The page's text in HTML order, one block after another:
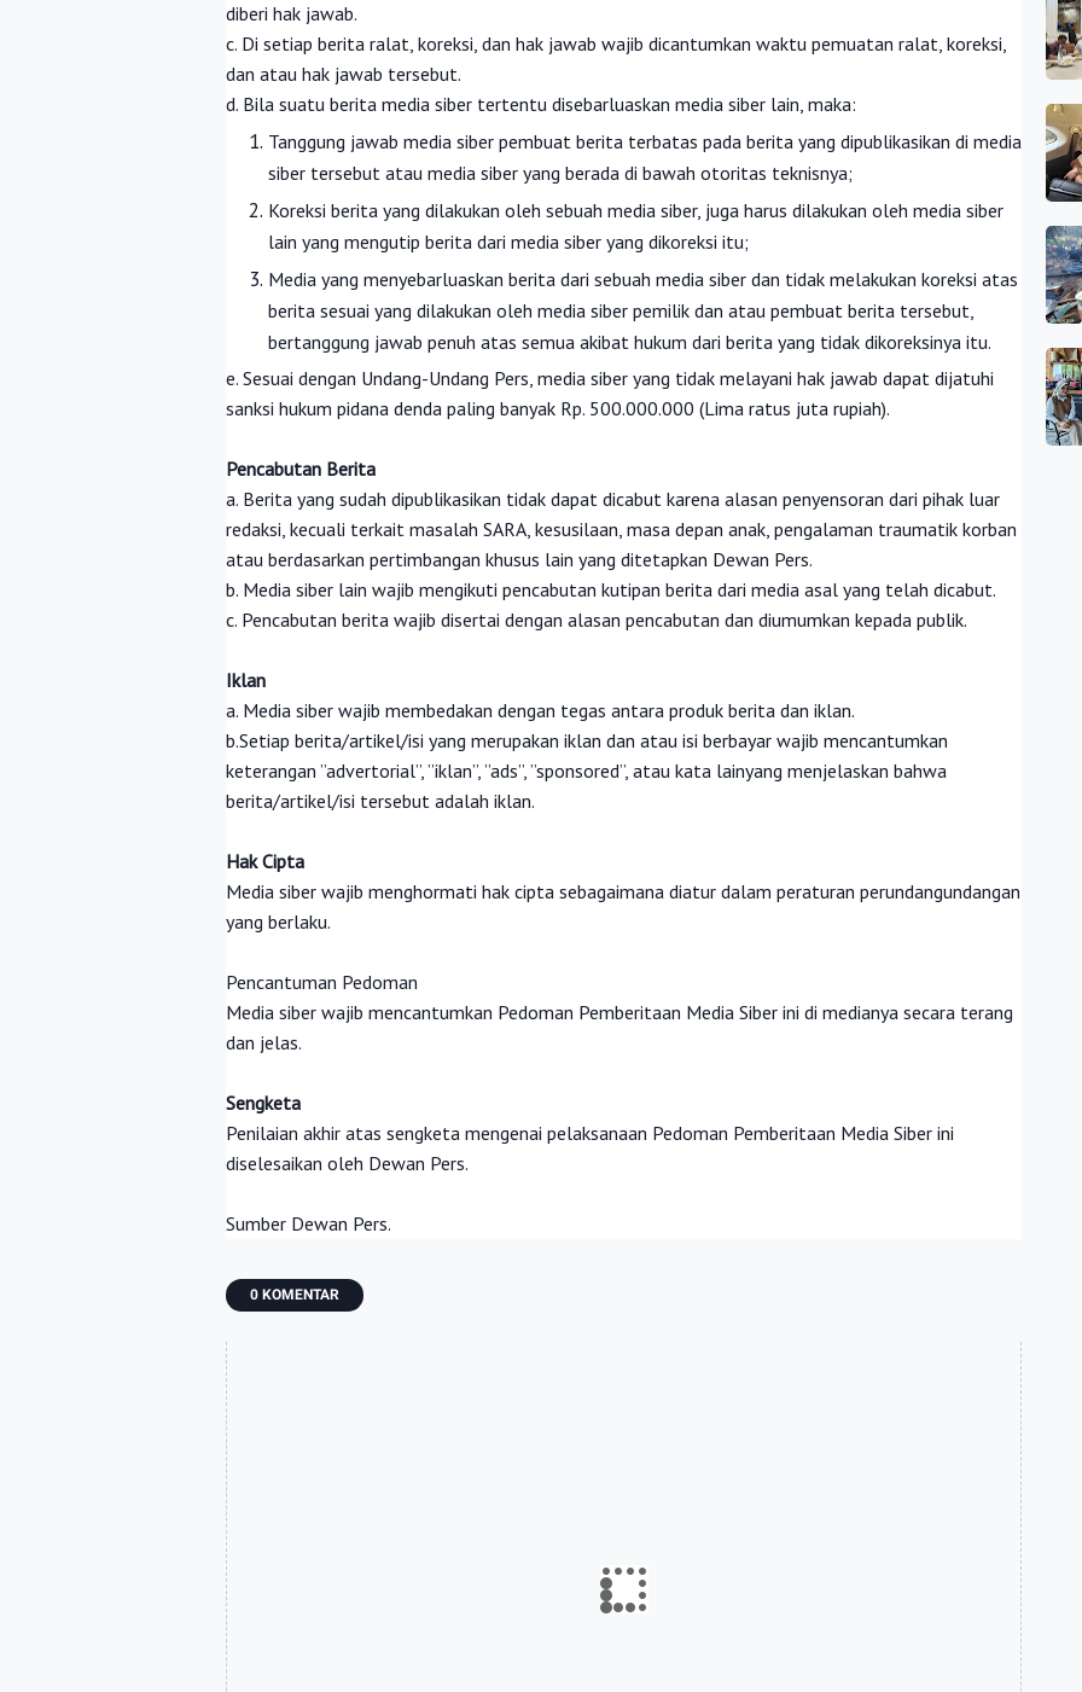
diberi hak jawab.
c. Di setiap berita ralat, koreksi, dan hak jawab wajib dicantumkan waktu pemuatan ralat, koreksi,
dan atau hak jawab tersebut.
d. Bila suatu berita media siber tertentu disebarluaskan media siber lain, maka:
Tanggung jawab media siber pembuat berita terbatas pada berita yang dipublikasikan di media
siber tersebut atau media siber yang berada di bawah otoritas teknisnya;
Koreksi berita yang dilakukan oleh sebuah media siber, juga harus dilakukan oleh media siber
lain yang mengutip berita dari media siber yang dikoreksi itu;
Media yang menyebarluaskan berita dari sebuah media siber dan tidak melakukan koreksi atas
berita sesuai yang dilakukan oleh media siber pemilik dan atau pembuat berita tersebut,
bertanggung jawab penuh atas semua akibat hukum dari berita yang tidak dikoreksinya itu.
e. Sesuai dengan Undang-Undang Pers, media siber yang tidak melayani hak jawab dapat dijatuhi
sanksi hukum pidana denda paling banyak Rp. 500.000.000 (Lima ratus juta rupiah).
Pencabutan Berita
a. Berita yang sudah dipublikasikan tidak dapat dicabut karena alasan penyensoran dari pihak luar
redaksi, kecuali terkait masalah SARA, kesusilaan, masa depan anak, pengalaman traumatik korban
atau berdasarkan pertimbangan khusus lain yang ditetapkan Dewan Pers.
b. Media siber lain wajib mengikuti pencabutan kutipan berita dari media asal yang telah dicabut.
c. Pencabutan berita wajib disertai dengan alasan pencabutan dan diumumkan kepada publik.
Iklan
a. Media siber wajib membedakan dengan tegas antara produk berita dan iklan.
b.Setiap berita/artikel/isi yang merupakan iklan dan atau isi berbayar wajib mencantumkan
keterangan ”advertorial”, ”iklan”, ”ads”, ”sponsored”, atau kata lainyang menjelaskan bahwa
berita/artikel/isi tersebut adalah iklan.
Hak Cipta
Media siber wajib menghormati hak cipta sebagaimana diatur dalam peraturan perundangundangan
yang berlaku.
Pencantuman Pedoman
Media siber wajib mencantumkan Pedoman Pemberitaan Media Siber ini di medianya secara terang
dan jelas.
Sengketa
Penilaian akhir atas sengketa mengenai pelaksanaan Pedoman Pemberitaan Media Siber ini
diselesaikan oleh Dewan Pers.
Sumber Dewan Pers.
0 KOMENTAR